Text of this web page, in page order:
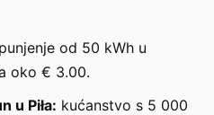
punjenje od 50 kWh u
oko € 3.00.
u Piła: kućanstvo s 5 000